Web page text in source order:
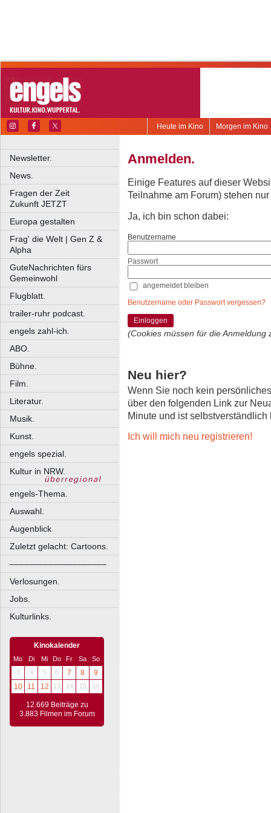
Morgen im Kino
Heute im Kino
Newsletter.
News.
Fragen der Zeit
Zukunft JETZT
Europa gestalten
Frag' die Welt | Gen Z &
Alpha
GuteNachrichten fürs
Gemeinwohl
Flugblatt.
trailer-ruhr podcast.
engels zahl-ich.
ABO.
Bühne.
Film.
Literatur.
Musik.
Kunst.
engels spezial.
Kultur in NRW.
engels-Thema.
Auswahl.
Augenblick
Zuletzt gelacht: Cartoons.
––––––––––––––––––––
Verlosungen.
Jobs.
Kulturlinks.
Kinokalender
Mo Di Mi Do Fr Sa
So
3
4 5 6 7 8
9
10
11 12 13 14 15 16
12.669 Beiträge zu
3.883 Filmen im Forum
Anmelden.
Einige Features auf dieser
Teilnahme am Forum) stehen
Ja, ich bin schon dabei:
Benutzername
Passwort
angemeldet bleiben
Benutzername oder Passwort vergessen?
Einloggen
(Cookies müssen für die Anmeldung
Neu hier?
Wenn Sie noch kein
über den folgenden Link zur
Minute und ist selbstverständlich
Ich will mich neu registrieren!